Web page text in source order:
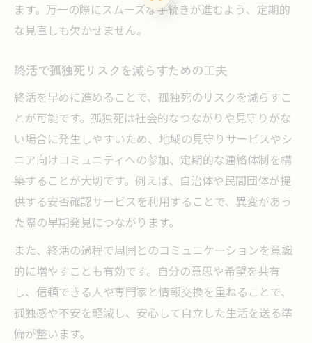
ます。万一の際にスムーズな手続きが進むよう、定期的
な見直しも欠かせません。
終活で孤独死リスクを減らすための工夫
終活を早めに進めることで、孤独死のリスクを減らすこ
とが可能です。孤独死は社会的なつながりや見守りがな
い場合に発生しやすいため、地域の見守りサービスやシ
ニア向けコミュニティへの参加、定期的な連絡体制を構
築することが大切です。例えば、自治体や民間団体が提
供する安否確認サービスを利用することで、異変があっ
た際の早期発見につながります。
また、終活の過程で周囲とのコミュニケーションを意識
的に増やすことも有効です。自分の意思や希望を共有
し、信頼できる人や専門家と情報交換を重ねることで、
孤独感や不安を軽減し、安心して自立した生活を送る準
備が整います。